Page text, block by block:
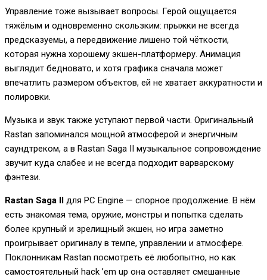
Управление тоже вызывает вопросы. Герой ощущается
тяжёлым и одновременно скользким: прыжки не всегда
предсказуемы, а передвижение лишено той чёткости,
которая нужна хорошему экшен-платформеру. Анимация
выглядит бедновато, и хотя графика сначала может
впечатлить размером объектов, ей не хватает аккуратности и
полировки.
Музыка и звук также уступают первой части. Оригинальный
Rastan запоминался мощной атмосферой и энергичным
саундтреком, а в Rastan Saga II музыкальное сопровождение
звучит куда слабее и не всегда подходит варварскому
фэнтези.
Rastan Saga II
для PC Engine — спорное продолжение. В нём
есть знакомая тема, оружие, монстры и попытка сделать
более крупный и зрелищный экшен, но игра заметно
проигрывает оригиналу в темпе, управлении и атмосфере.
Поклонникам Rastan посмотреть её любопытно, но как
самостоятельный hack ’em up она оставляет смешанные